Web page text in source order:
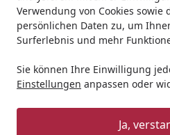
Verwendung von Cookies
persönlichen Daten zu, um
Surferlebnis und mehr
Sie können Ihre Einwilligung
Einstellungen anpassen oder
Ja,